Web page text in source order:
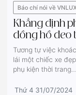
Báo chí nói về
Khẳng định
đồng hồ đeo
Tương tự việc
lái một chiếc xe
phụ kiện thời trang...
Thứ 4 31/07/2024